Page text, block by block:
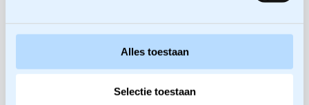
Alles toestaan
Selectie toestaan
procesbegeleider te bepalen. Ga je succes wel
op die manier meten, dan organiseer je een
mensen leidt naar een overeenkomst die